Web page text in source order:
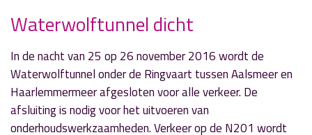
« Vorig nieuwsbericht
Ondernemer van het jaar: Loogman Tanken en
Sportuitslagen weekend 20-21 november
20 november 2016
Waterwolftunnel dicht
In de nacht van 25 op 26 november 2016 wordt de
Waterwolftunnel onder de Ringvaart tussen Aalsmeer en
Haarlemmermeer afgesloten voor alle verkeer. De
afsluiting is nodig voor het uitvoeren van
onderhoudswerkzaamheden. Verkeer op de N201 wordt